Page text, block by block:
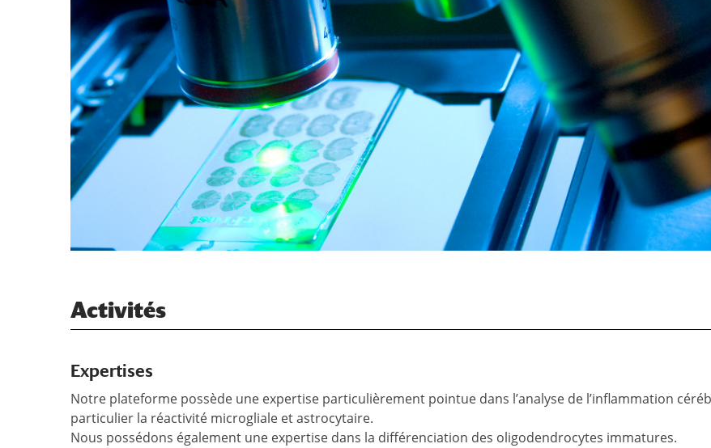
Activités
Expertises
Notre plateforme possède une expertise particulièrement pointue dans l’analyse de l’inflammation
particulier la réactivité microgliale et astrocytaire.
Nous possédons également une expertise dans la différenciation des oligodendrocytes immatures.